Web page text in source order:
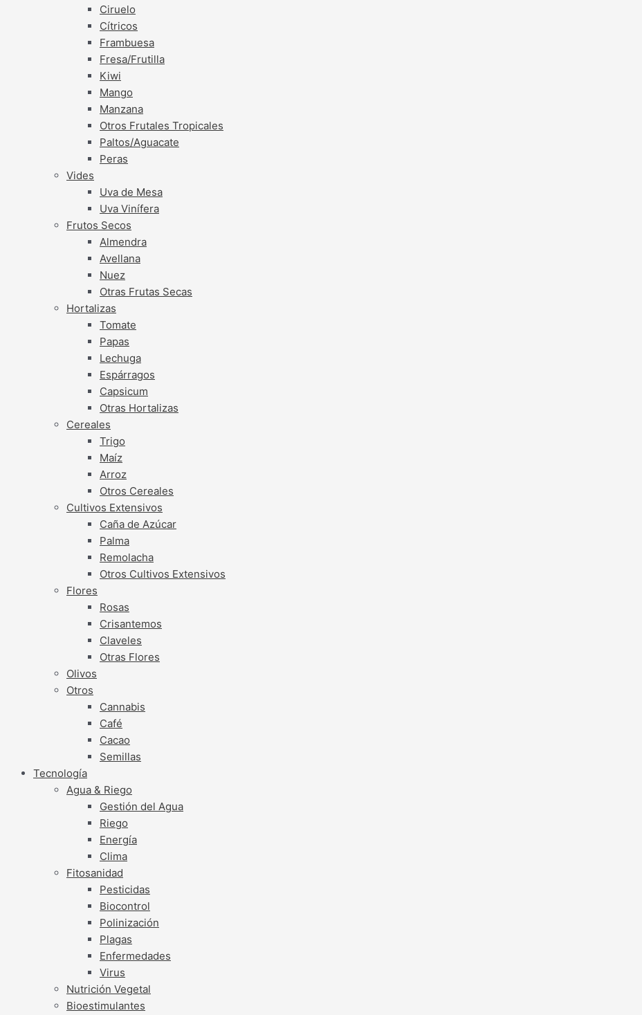
Ciruelo
Cítricos
Frambuesa
Fresa/Frutilla
Kiwi
Mango
Manzana
Otros Frutales Tropicales
Paltos/Aguacate
Peras
Vides
Uva de Mesa
Uva Vinífera
Frutos Secos
Almendra
Avellana
Nuez
Otras Frutas Secas
Hortalizas
Tomate
Papas
Lechuga
Espárragos
Capsicum
Otras Hortalizas
Cereales
Trigo
Maíz
Arroz
Otros Cereales
Cultivos Extensivos
Caña de Azúcar
Palma
Remolacha
Otros Cultivos Extensivos
Flores
Rosas
Crisantemos
Claveles
Otras Flores
Olivos
Otros
Cannabis
Café
Cacao
Semillas
Tecnología
Agua & Riego
Gestión del Agua
Riego
Energía
Clima
Fitosanidad
Pesticidas
Biocontrol
Polinización
Plagas
Enfermedades
Virus
Nutrición Vegetal
Bioestimulantes